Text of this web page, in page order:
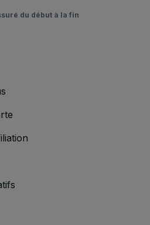
du début à la fin